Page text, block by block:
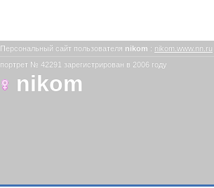
Персональный сайт пользователя nikom : nikom.www.nn.ru
портрет № 42291 зарегистрирован в 2006 году
nikom